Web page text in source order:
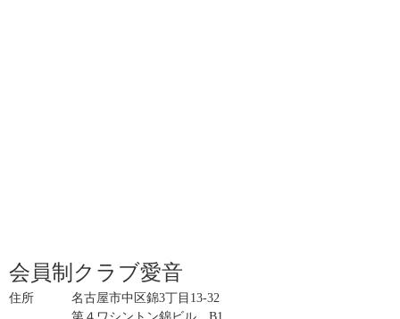
会員制クラブ愛音
住所 名古屋市中区錦3丁目13-32
第４ワシントン錦ビル B1